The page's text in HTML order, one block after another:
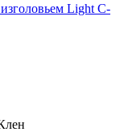
Light С-